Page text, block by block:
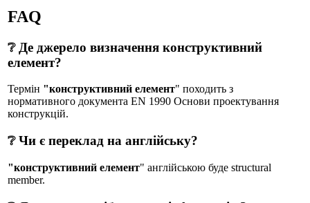
FAQ
❔ Де джерело визначення конструктивний
елемент?
Термін "конструктивний елемент" походить з
нормативного документа EN 1990 Основи проектування
конструкцій.
❔ Чи є переклад на англійську?
"конструктивний елемент" англійською буде structural
member.